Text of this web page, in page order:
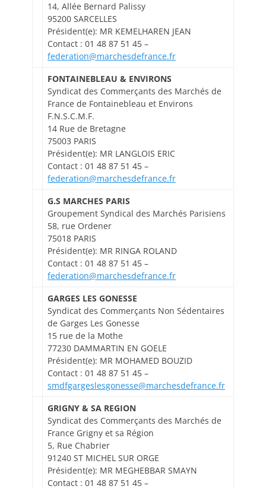
14, Allée Bernard Palissy
95200 SARCELLES
Président(e): MR KEMELHAREN JEAN
Contact : 01 48 87 51 45 –
federation@marchesdefrance.fr
FONTAINEBLEAU & ENVIRONS
Syndicat des Commerçants des Marchés de
France de Fontainebleau et Environs
F.N.S.C.M.F.
14 Rue de Bretagne
75003 PARIS
Président(e): MR LANGLOIS ERIC
Contact : 01 48 87 51 45 –
federation@marchesdefrance.fr
G.S MARCHES PARIS
Groupement Syndical des Marchés Parisiens
58, rue Ordener
75018 PARIS
Président(e): MR RINGA ROLAND
Contact : 01 48 87 51 45 –
federation@marchesdefrance.fr
GARGES LES GONESSE
Syndicat des Commerçants Non Sédentaires
de Garges Les Gonesse
15 rue de la Mothe
77230 DAMMARTIN EN GOELE
Président(e): MR MOHAMED BOUZID
Contact : 01 48 87 51 45 –
smdfgargeslesgonesse@marchesdefrance.fr
GRIGNY & SA REGION
Syndicat des Commerçants des Marchés de
France Grigny et sa Région
5, Rue Chabrier
91240 ST MICHEL SUR ORGE
Président(e): MR MEGHEBBAR SMAYN
Contact : 01 48 87 51 45 –